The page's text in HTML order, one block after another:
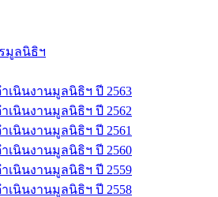
มูลนิธิฯ
เนินงานมูลนิธิฯ ปี 2563
เนินงานมูลนิธิฯ ปี 2562
เนินงานมูลนิธิฯ ปี 2561
เนินงานมูลนิธิฯ ปี 2560
เนินงานมูลนิธิฯ ปี 2559
เนินงานมูลนิธิฯ ปี 2558